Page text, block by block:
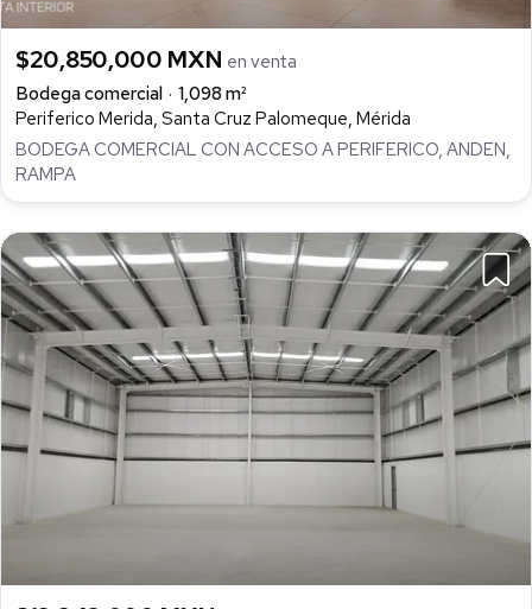
$20,850,000 MXN en venta
Bodega comercial
1,098 m²
Periferico Merida, Santa Cruz Palomeque, Mérida
BODEGA COMERCIAL CON ACCESO A PERIFERICO, ANDEN,
RAMPA